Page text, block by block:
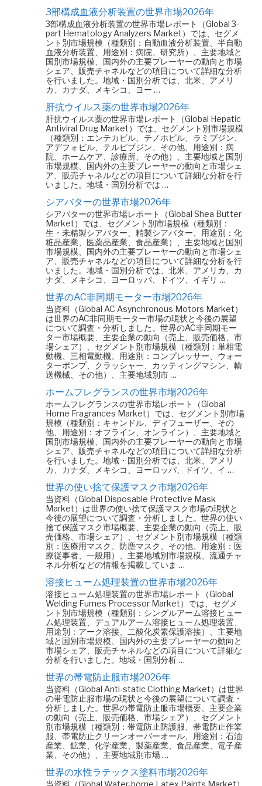
3部構成血液分析装置の世界市場2026年
3部構成血液分析装置の世界市場レポート（Global 3-
part Hematology Analyzers Market）では、セグメ
ント別市場規模（種類別：自動血液分析装置、半自動
血液分析装置、用途別：病院、研究所）、主要地域と
国別市場規模、国内外の主要プレーヤーの動向と市場
シェア、販売チャネルなどの項目について詳細な分析
を行いました。地域・国別分析では、北米、アメリ
カ、カナダ、メキシコ、ヨー …
肝抗ウイルス薬の世界市場2026年
肝抗ウイルス薬の世界市場レポート（Global Hepatic
Antiviral Drug Market）では、セグメント別市場規模
（種類別：エンテカビル、テノホビル、ラミブジン、
アデフォビル、テルビブジン、その他、用途別：病
院、ホームケア、診療所、その他）、主要地域と国別
市場規模、国内外の主要プレーヤーの動向と市場シェ
ア、販売チャネルなどの項目について詳細な分析を行
いました。地域・国別分析では …
シアバターの世界市場2026年
シアバターの世界市場レポート（Global Shea Butter
Market）では、セグメント別市場規模（種類別：
生・未精製シアバター、精製シアバター、用途別：化
粧品産業、医薬品産業、食品産業）、主要地域と国別
市場規模、国内外の主要プレーヤーの動向と市場シェ
ア、販売チャネルなどの項目について詳細な分析を行
いました。地域・国別分析では、北米、アメリカ、カ
ナダ、メキシコ、ヨーロッパ、ドイツ、イギリ …
世界のAC非同期モーター市場2026年
当資料（Global AC Asynchronous Motors Market）
は世界のAC非同期モーター市場の現状と今後の展望
について調査・分析しました。世界のAC非同期モー
ター市場概要、主要企業の動向（売上、販売価格、市
場シェア）、セグメント別市場規模（種類別：単相電
動機、三相電動機、用途別：コンプレッサー、ウォー
ターポンプ、クラッシャー、カッティングマシン、輸
送機械、その他）、主要地域別市 …
ホームフレグランスの世界市場2026年
ホームフレグランスの世界市場レポート（Global
Home Fragrances Market）では、セグメント別市場
規模（種類別：キャンドル、ディフューザー、その
他、用途別：オフライン、オンライン）、主要地域と
国別市場規模、国内外の主要プレーヤーの動向と市場
シェア、販売チャネルなどの項目について詳細な分析
を行いました。地域・国別分析では、北米、アメリ
カ、カナダ、メキシコ、ヨーロッパ、ドイツ、イ …
世界の使い捨て保護マスク市場2026年
当資料（Global Disposable Protective Mask
Market）は世界の使い捨て保護マスク市場の現状と
今後の展望について調査・分析しました。世界の使い
捨て保護マスク市場概要、主要企業の動向（売上、販
売価格、市場シェア）、セグメント別市場規模（種類
別：医療用マスク、防塵マスク、その他、用途別：医
療従事者、一般用）、主要地域別市場規模、流通チャ
ネル分析などの情報を掲載していま …
溶接ヒューム処理装置の世界市場2026年
溶接ヒューム処理装置の世界市場レポート（Global
Welding Fumes Processor Market）では、セグメ
ント別市場規模（種類別：シングルアーム溶接ヒュー
ム処理装置、デュアルアーム溶接ヒューム処理装置、
用途別：アーク溶接、二酸化炭素保護溶接）、主要地
域と国別市場規模、国内外の主要プレーヤーの動向と
市場シェア、販売チャネルなどの項目について詳細な
分析を行いました。地域・国別分析 …
世界の帯電防止服市場2026年
当資料（Global Anti-static Clothing Market）は世界
の帯電防止服市場の現状と今後の展望について調査・
分析しました。世界の帯電防止服市場概要、主要企業
の動向（売上、販売価格、市場シェア）、セグメント
別市場規模（種類別：帯電防止防護服、帯電防止作業
服、帯電防止クリーンオーバーオール、用途別：石油
産業、鉱業、化学産業、製薬産業、食品産業、電子産
業、その他）、主要地域別市場 …
世界の水性ラテックス塗料市場2026年
当資料（Global Water-borne Latex Paints Market）